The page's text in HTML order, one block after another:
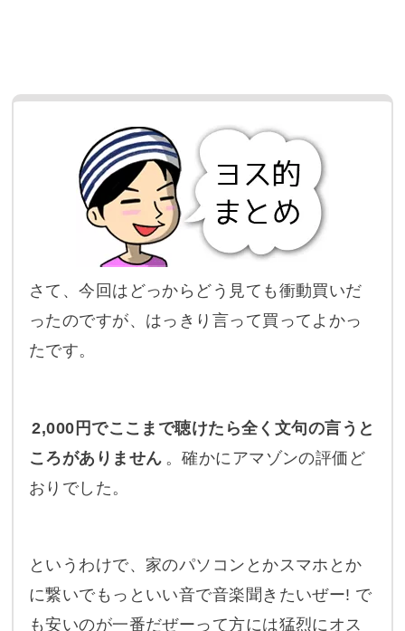
さて、今回はどっからどう見ても衝動買いだ
ったのですが、はっきり言って買ってよかっ
たです。
2,000円でここまで聴けたら全く文句の言うと
ころがありません 。確かにアマゾンの評価ど
おりでした。
というわけで、家のパソコンとかスマホとか
に繋いでもっといい音で音楽聞きたいぜー! で
も安いのが一番だぜーって方には猛烈にオス